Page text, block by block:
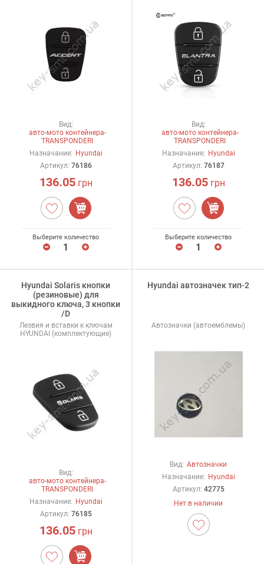
Вид:
авто-мото контейнера-
TRANSPONDERI
Назначание: Hyundai
Артикул: 76186
136.05грн
Выберите количество
Вид:
авто-мото контейнера-
TRANSPONDERI
Назначание: Hyundai
Артикул: 76187
136.05грн
Выберите количество
Hyundai Solaris кнопки
(резиновые) для
выкидного ключа, 3 кнопки
/D
Лезвия и вставки к ключам
HYUNDAI (комплектующие)
Вид:
авто-мото контейнера-
TRANSPONDERI
Назначание: Hyundai
Артикул: 76185
136.05грн
Hyundai автозначек тип-2
Автозначки (автоемблемы)
Вид: Автозначки
Назначание: Hyundai
Артикул: 42775
Нет в наличии